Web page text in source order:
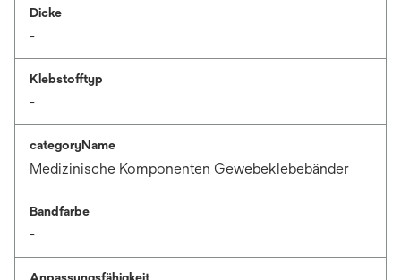
Dicke
-
Klebstofftyp
-
categoryName
Medizinische Komponenten Gewebeklebebänder
Bandfarbe
-